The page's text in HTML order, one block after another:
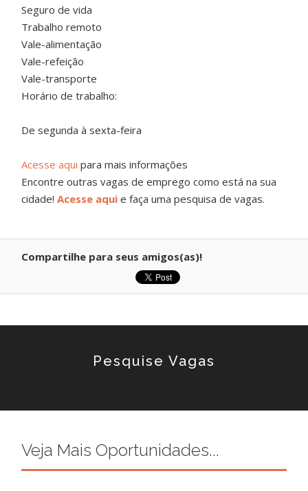
Seguro de vida
Trabalho remoto
Vale-alimentação
Vale-refeição
Vale-transporte
Horário de trabalho:
De segunda à sexta-feira
Acesse aqui para mais informações
Encontre outras vagas de emprego como está na sua
cidade!Acesse aqui e faça uma pesquisa de vagas.
Compartilhe para seus amigos(as)!
Pesquise Vagas
Veja Mais Oportunidades...